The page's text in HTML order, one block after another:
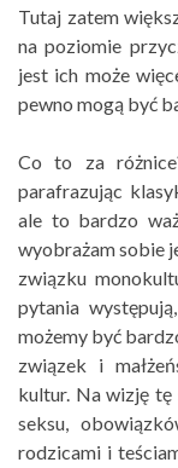
Tutaj zatem
na poziomie
jest ich może
pewno mogą być
Co to za
parafrazując
ale to bardzo
wyobrażam sobie
związku
pytania
możemy być
związek i
kultur. Na wizję tę
seksu,
rodzicami i